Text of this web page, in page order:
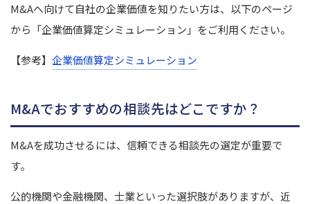
M&Aへ向けて自社の企業価値を知りたい方は、以下のページ
から「企業価値算定シミュレーション」をご利用ください。
【参考】 企業価値算定シミュレーション
M&Aでおすすめの相談先はどこですか？
M&Aを成功させるには、信頼できる相談先の選定が重要で
す。
公的機関や金融機関、士業といった選択肢がありますが、近